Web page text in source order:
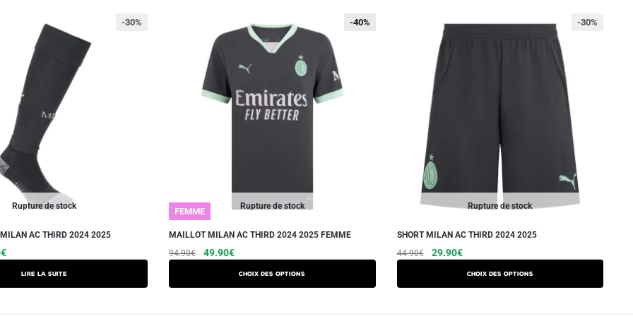
Rupture de stock
-30%
MILAN AC THIRD 2024 2025
€Le
Lire la suite
Rupture de stock
-40%
FEMME
-40%
MAILLOT MILAN AC THIRD 2024 2025 FEMME
94.90€
Le
49.90€Le
Choix des options
Ce
produit
a
Rupture de stock
-30%
SHORT MILAN AC THIRD 2024 2025
44.90€
Le
29.90€Le
Choix des options
Ce
produit
a